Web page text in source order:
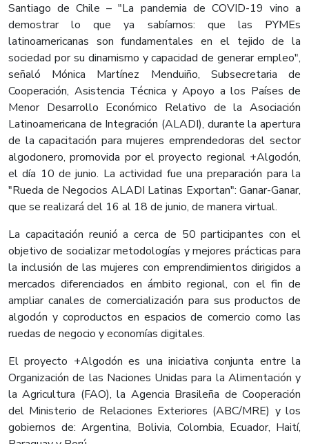
Santiago de Chile – "La pandemia de COVID-19 vino a
demostrar lo que ya sabíamos: que las PYMEs
latinoamericanas son fundamentales en el tejido de la
sociedad por su dinamismo y capacidad de generar empleo",
señaló Mónica Martínez Menduiño, Subsecretaria de
Cooperación, Asistencia Técnica y Apoyo a los Países de
Menor Desarrollo Económico Relativo de la Asociación
Latinoamericana de Integración (ALADI), durante la apertura
de la capacitación para mujeres emprendedoras del sector
algodonero, promovida por el proyecto regional +Algodón,
el día 10 de junio. La actividad fue una preparación para la
"Rueda de Negocios ALADI Latinas Exportan": Ganar-Ganar,
que se realizará del 16 al 18 de junio, de manera virtual.
La capacitación reunió a cerca de 50 participantes con el
objetivo de socializar metodologías y mejores prácticas para
la inclusión de las mujeres con emprendimientos dirigidos a
mercados diferenciados en ámbito regional, con el fin de
ampliar canales de comercialización para sus productos de
algodón y coproductos en espacios de comercio como las
ruedas de negocio y economías digitales.
El proyecto +Algodón es una iniciativa conjunta entre la
Organización de las Naciones Unidas para la Alimentación y
la Agricultura (FAO), la Agencia Brasileña de Cooperación
del Ministerio de Relaciones Exteriores (ABC/MRE) y los
gobiernos de: Argentina, Bolivia, Colombia, Ecuador, Haití,